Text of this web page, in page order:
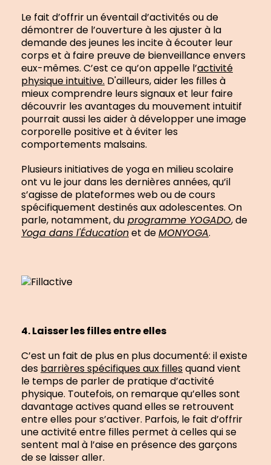
Le fait d’offrir un éventail d’activités ou de
démontrer de l’ouverture à les ajuster à la
demande des jeunes les incite à écouter leur
corps et à faire preuve de bienveillance envers
eux-mêmes. C’est ce qu’on appelle l’activité
physique intuitive. D'ailleurs, aider les filles à
mieux comprendre leurs signaux et leur faire
découvrir les avantages du mouvement intuitif
pourrait aussi les aider à développer une image
corporelle positive et à éviter les
comportements malsains.
Plusieurs initiatives de yoga en milieu scolaire
ont vu le jour dans les dernières années, qu’il
s’agisse de plateformes web ou de cours
spécifiquement destinés aux adolescentes. On
parle, notamment, du programme YOGADO, de
Yoga dans l'Éducationet deMONYOGA.
4. Laisser les filles entre elles
C’est un fait de plus en plus documenté: il existe
des barrières spécifiques aux fillesquand vient
le temps de parler de pratique d’activité
physique. Toutefois, on remarque qu’elles sont
davantage actives quand elles se retrouvent
entre elles pour s’activer. Parfois, le fait d’offrir
une activité entre filles permet à celles qui se
sentent mal à l’aise en présence des garçons
de se laisser aller.